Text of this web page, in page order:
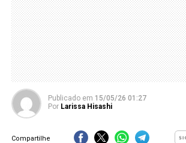
Publicado em 15/05/26 01:27
Por Larissa Hisashi
Compartilhe